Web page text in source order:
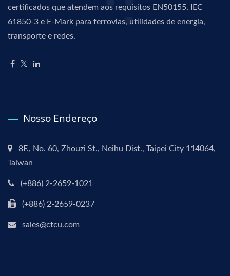
certificados que atendem aos requisitos EN50155, IEC
61850-3 e E-Mark para ferrovias, utilidades de energia,
transporte e redes.
Nosso Endereço
8F., No. 60, Zhouzi St., Neihu Dist., Taipei City 114064,
Taiwan
(+886) 2-2659-1021
(+886) 2-2659-0237
sales@ctcu.com